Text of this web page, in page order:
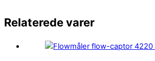
Relaterede varer